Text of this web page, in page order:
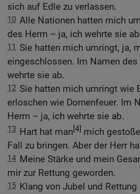
sich auf Edle zu verlassen.
10 Alle Nationen hatten mich
des Herrn – ja, ich wehrte sie
11 Sie hatten mich umringt, ja,
eingeschlossen. Im Namen des
wehrte sie ab.
12 Sie hatten mich umringt wie
erloschen wie Dornenfeuer. Im
Herrn – ja, ich wehrte sie ab.
13 Hart hat man[4] mich
Fall zu bringen. Aber der Herr
14 Meine Stärke und mein
mir zur Rettung geworden.
15 Klang von Jubel und